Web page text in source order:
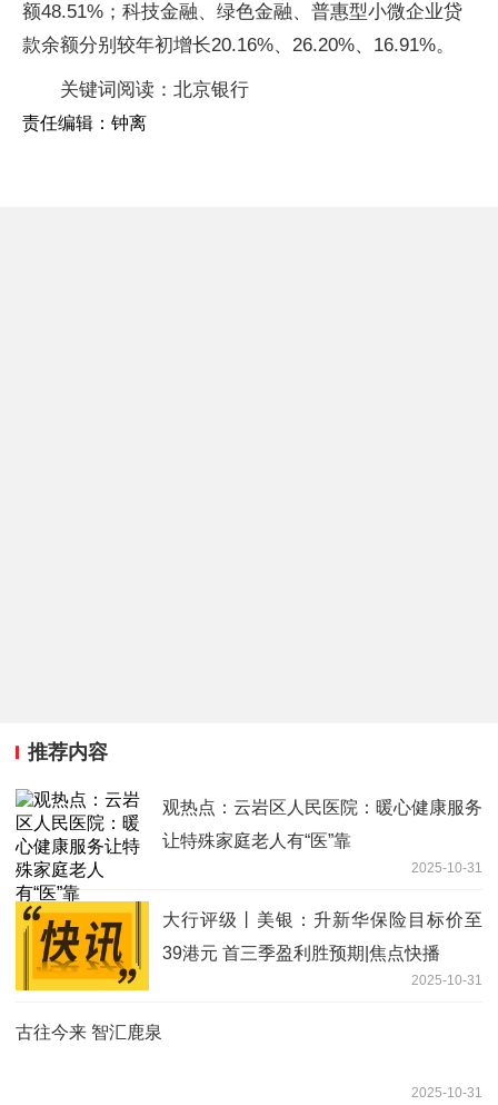
额48.51%；科技金融、绿色金融、普惠型小微企业贷
款余额分别较年初增长20.16%、26.20%、16.91%。
关键词阅读：北京银行
责任编辑：钟离
推荐内容
观热点：云岩区人民医院：暖心健康服务
让特殊家庭老人有“医”靠
2025-10-31
大行评级丨美银：升新华保险目标价至
39港元 首三季盈利胜预期|焦点快播
2025-10-31
古往今来 智汇鹿泉
2025-10-31